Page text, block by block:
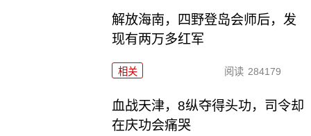
解放海南，四野登岛会师后，发
现有两万多红军
相关 阅读 284179
血战天津，8纵夺得头功，司令却
在庆功会痛哭